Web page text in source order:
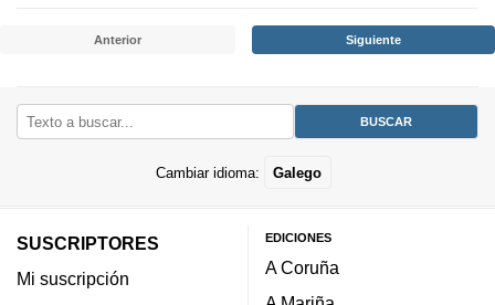
Anterior Siguiente
Cambiar idioma: Galego
SUSCRIPTORES
Mi suscripción
EDICIONES
A Coruña